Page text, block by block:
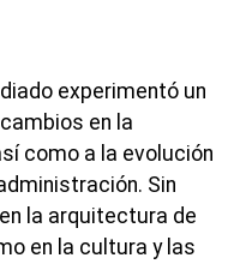
experimentó un
en la
como a la evolución
Sin
la arquitectura de
en la cultura y las